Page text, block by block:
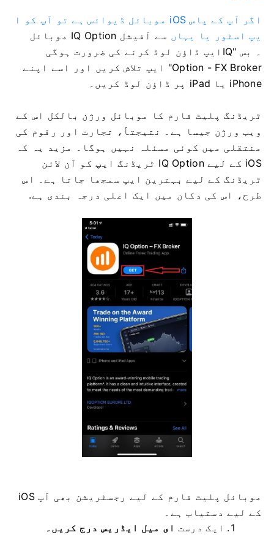
اگر آپ کے پاس iOS موبائل ڈیوائس ہے تو آپ کو ا
یپ اسٹور یا یہاں
سے آفیشل IQ Option موبائل
ایپ ڈاؤن لوڈ کرنے کی ضرورت ہوگی ۔ بس "IQ
Option - FX Broker" ایپ تلاش کریں اور اسے اپنے
iPhone یا iPad پر ڈاؤن لوڈ کریں۔
ٹریڈنگ پلیٹ فارم کا موبائل ورژن بالکل اس کے
ویب ورژن جیسا ہے۔ نتیجتاً، تجارت اور رقوم کی
منتقلی میں کوئی مسئلہ نہیں ہوگا۔ مزید یہ کہ
iOS کے لیے IQ Option ٹریڈنگ ایپ کو آن لائن
ٹریڈنگ کے لیے بہترین ایپ سمجھا جاتا ہے۔ اس
طرح، اس کی دکان میں ایک اعلی درجہ بندی ہے.
iOS موبائل پلیٹ فارم کے لیے رجسٹریشن بھی آپ
کے لیے دستیاب ہے۔
ایک درست ای میل ایڈریس درج کریں۔